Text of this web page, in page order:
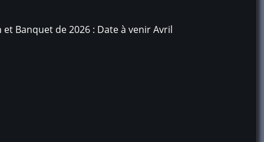
Banquet de 2026 : Date à venir Avril